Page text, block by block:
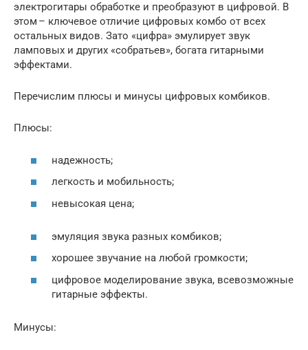
электрогитары обработке и преобразуют в цифровой. В
этом – ключевое отличие цифровых комбо от всех
остальных видов. Зато «цифра» эмулирует звук
ламповых и других «собратьев», богата гитарными
эффектами.
Перечислим плюсы и минусы цифровых комбиков.
Плюсы:
надежность;
легкость и мобильность;
невысокая цена;
эмуляция звука разных комбиков;
хорошее звучание на любой громкости;
цифровое моделирование звука, всевозможные
гитарные эффекты.
Минусы: